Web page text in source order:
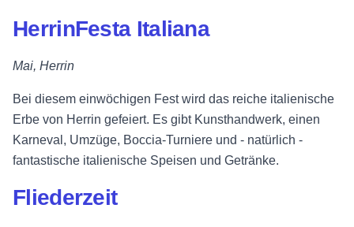
HerrinFesta Italiana
Mai, Herrin
Bei diesem einwöchigen Fest wird das reiche italienische
Erbe von Herrin gefeiert. Es gibt Kunsthandwerk, einen
Karneval, Umzüge, Boccia-Turniere und - natürlich -
fantastische italienische Speisen und Getränke.
Fliederzeit